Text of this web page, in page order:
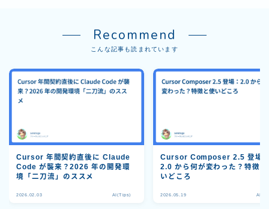
Follow Me
Recommend
こんな記事も読まれています
Cursor 年間契約直後に Claude
Code が襲来？2026 年の開発環
境「二刀流」のススメ
2026.02.03 AI(Tips)
Cursor Composer 2.5 登場
2.0 から何が変わった？特徴と
いどころ
2026.05.19